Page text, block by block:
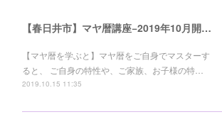
【春日井市】マヤ暦講座−2019年10月開講（3回コース）
【マヤ暦を学ぶと】マヤ暦をご自身でマスターす
ると、 ご自身の特性や、ご家族、お子様の特…
2019.10.15 11:35